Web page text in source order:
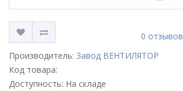
0 отзывов
Производитель: Завод ВЕНТИЛЯТОР
Код товара:
Доступность: На складе